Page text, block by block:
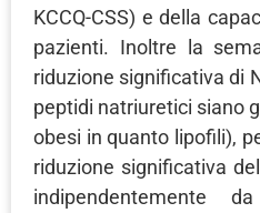
KCCQ-CSS) e della
pazienti. Inoltre la
riduzione significativa di
peptidi natriuretici siano
obesi in quanto lipofili),
riduzione significativa
indipendentemente